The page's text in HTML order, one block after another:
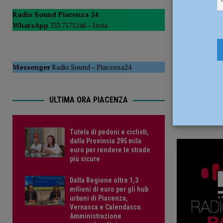
POLITICA
[ 5 Agosto 2026 ]
Radio Sound Piacenza 24
WhatsApp 333 7575246 – Invia
MessengerRadio Sound–Piacenza24
ULTIMA ORA PIACENZA
Tutela di pedoni e ciclisti,
dalla Provincia 295 mila
euro per rendere le strade
più sicure
Dalla Regione oltre 1,3
milioni di euro per gli hub
urbani di Piacenza,
Vernasca e Calendasco.
Amministrazione